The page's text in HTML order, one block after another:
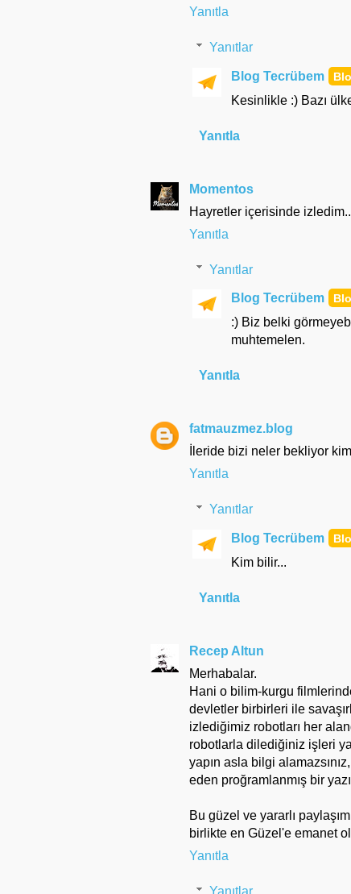
Yanıtla
Yanıtlar
Blog Tecrübem
Kesinlikle :) Bazı
Yanıtla
Momentos
Hayretler içerisinde
Yanıtla
Yanıtlar
Blog Tecrübem
:) Biz belki
muhtemelen.
Yanıtla
fatmauzmez.blog
İleride bizi neler bekliyor
Yanıtla
Yanıtlar
Blog Tecrübem
Kim bilir...
Yanıtla
Recep Altun
Merhabalar.
Hani o bilim-kurgu
devletler birbirleri ile
izlediğimiz robotları her
robotlarla dilediğiniz işleri
yapın asla bilgi
eden proğramlanmış bir
Bu güzel ve yararlı
birlikte en Güzel'e emanet
Yanıtla
Yanıtlar